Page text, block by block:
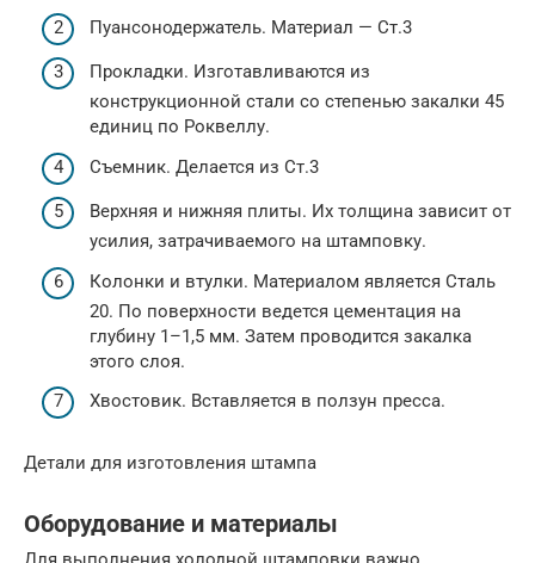
Пуансонодержатель. Материал — Ст.3
Прокладки. Изготавливаются из
конструкционной стали со степенью закалки 45
единиц по Роквеллу.
Съемник. Делается из Ст.3
Верхняя и нижняя плиты. Их толщина зависит от
усилия, затрачиваемого на штамповку.
Колонки и втулки. Материалом является Сталь
20. По поверхности ведется цементация на
глубину 1–1,5 мм. Затем проводится закалка
этого слоя.
Хвостовик. Вставляется в ползун пресса.
Детали для изготовления штампа
Оборудование и материалы